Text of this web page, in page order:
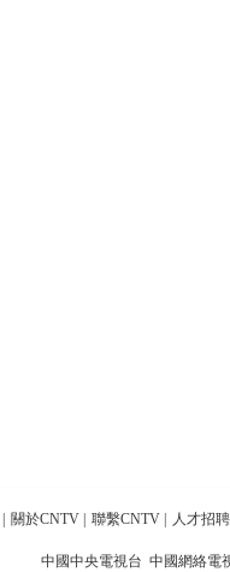
關於CNTV 聯繫CNTV 人才招聘
中國中央電視台 中國網絡電